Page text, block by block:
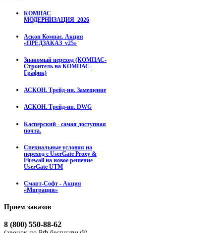
КОМПАС
МОДЕРНИЗАЦИЯ_2026
Аскон Компас. Акция
«ПРЕДЗАКАЗ_v25»
Знакомый переход (КОМПАС-
Строитель на КОМПАС-
График)
АСКОН. Трейд-ин. Замещение
АСКОН. Трейд-ин. DWG
Касперский - самая доступная
почта.
Специальные условия на
переход с UserGate Proxy &
Firewall на новое решение
UserGate UTM
Смарт-Софт - Акция
«Миграция»
Прием заказов
8 (800) 550-88-62